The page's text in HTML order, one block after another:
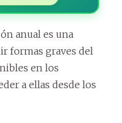
anual es una
formas graves del
en los
a ellas desde los